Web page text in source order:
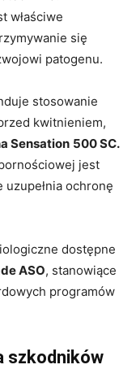
właściwe
się
patogenu.
stosowanie
kwitnieniem,
Sensation 500 SC.
jest
uzupełnia ochronę
dostępne
ASO, stanowiące
programów
szkodników